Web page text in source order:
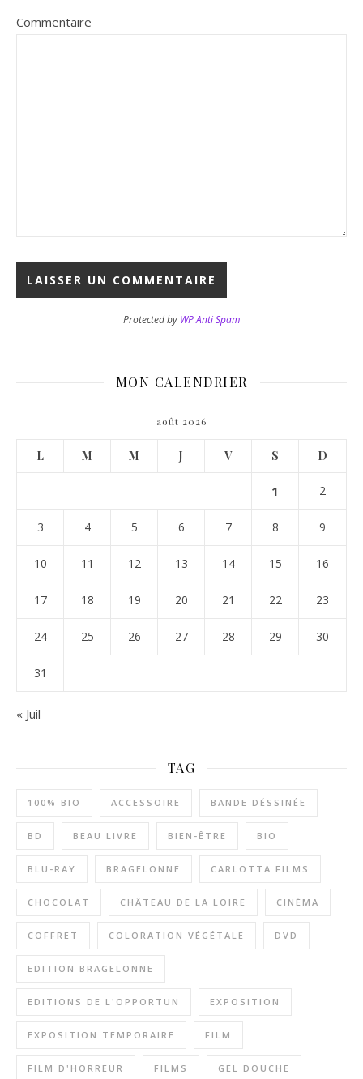
Commentaire
Protected by WP Anti Spam
MON CALENDRIER
août 2026
L M M J V S D
1 2
3 4 5 6 7 8 9
10 11 12 13 14 15 16
17 18 19 20 21 22 23
24 25 26 27 28 29 30
31
« Juil
TAG
100% BIO ACCESSOIRE BANDE DÉSSINÉE
BD BEAU LIVRE BIEN-ÊTRE BIO
BLU-RAY BRAGELONNE CARLOTTA FILMS
CHOCOLAT CHÂTEAU DE LA LOIRE CINÉMA
COFFRET COLORATION VÉGÉTALE DVD
EDITION BRAGELONNE
EDITIONS DE L'OPPORTUN EXPOSITION
EXPOSITION TEMPORAIRE FILM
FILM D'HORREUR FILMS GEL DOUCHE